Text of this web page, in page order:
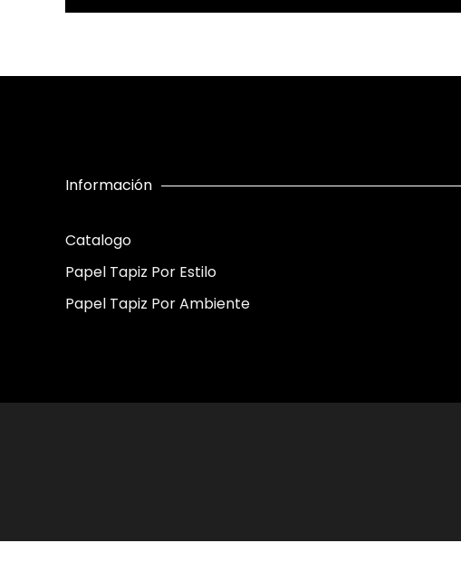
Información
Catalogo
Papel Tapiz Por Estilo
Papel Tapiz Por Ambiente